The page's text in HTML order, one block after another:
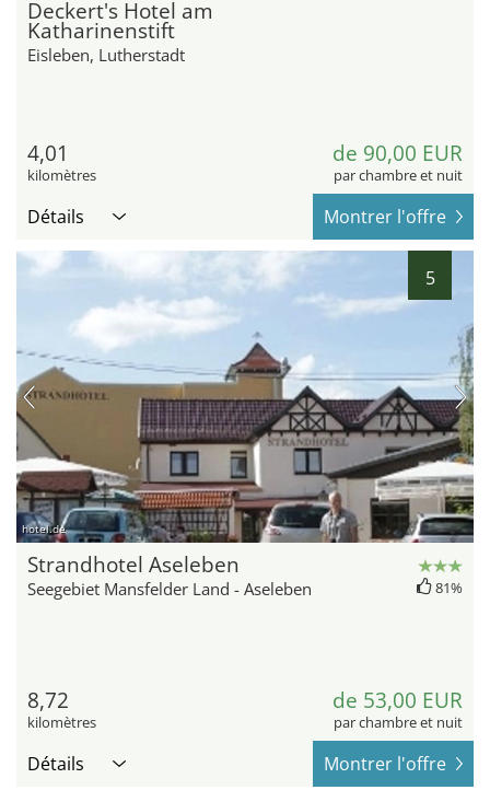
Deckert's Hotel am
Katharinenstift
Eisleben, Lutherstadt
4,01
kilomètres
de 90,00 EUR
par chambre et nuit
Détails Montrer l'offre
5
hotel.de
Strandhotel Aseleben
Seegebiet Mansfelder Land - Aseleben 81%
8,72
kilomètres
de 53,00 EUR
par chambre et nuit
Détails Montrer l'offre